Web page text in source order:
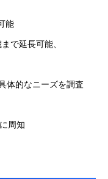
能
で延長可能、
的なニーズを調査
周知